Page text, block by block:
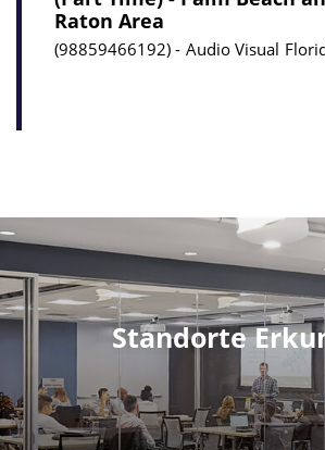
Raton Area
98859466192 Audio Visual
Standorte